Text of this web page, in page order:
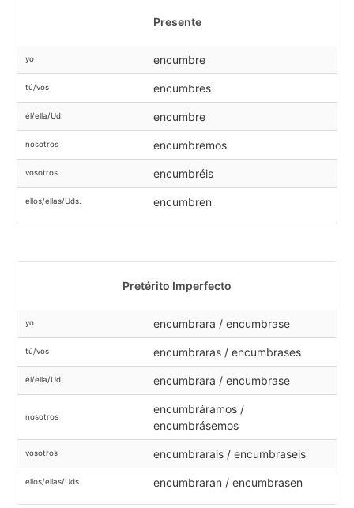
Presente
yo encumbre
tú/vos encumbres
él/ella/Ud. encumbre
nosotros encumbremos
vosotros encumbréis
ellos/ellas/Uds. encumbren
Pretérito Imperfecto
yo encumbrara / encumbrase
tú/vos encumbraras / encumbrases
él/ella/Ud. encumbrara / encumbrase
nosotros
encumbráramos /
encumbrásemos
vosotros encumbrarais / encumbraseis
ellos/ellas/Uds. encumbraran / encumbrasen